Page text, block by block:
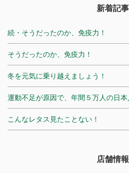
新着記事
続・そうだったのか、免疫力！
そうだったのか、免疫力！
冬を元気に乗り越えましょう！
運動不足が原因で、年間５万人の日本
こんなレタス見たことない！
店舗情報